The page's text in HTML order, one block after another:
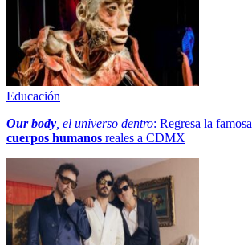
Educación
Our body , el universo dentro: Regresa la famosa
cuerpos humanos reales a CDMX